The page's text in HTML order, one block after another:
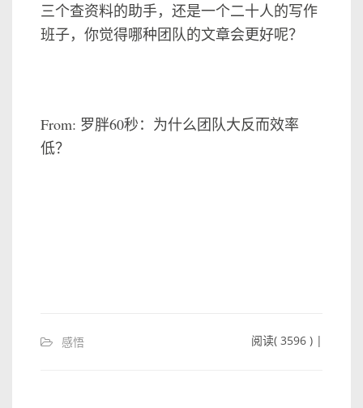
三个查资料的助手，还是一个二十人的写作
班子，你觉得哪种团队的文章会更好呢？
From: 罗胖60秒：为什么团队大反而效率
低？
感悟 阅读( 3596 ) |